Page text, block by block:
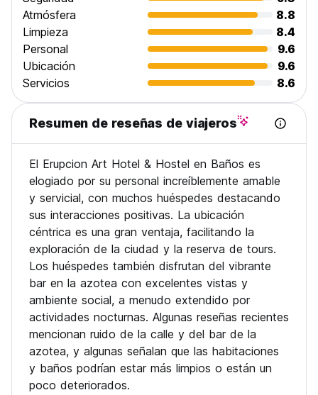
Atmósfera
8.8
Limpieza
8.4
Personal
9.6
Ubicación
9.6
Servicios
8.6
Resumen de reseñas de viajeros
El Erupcion Art Hotel & Hostel en Baños es
elogiado por su personal increíblemente amable
y servicial, con muchos huéspedes destacando
sus interacciones positivas. La ubicación
céntrica es una gran ventaja, facilitando la
exploración de la ciudad y la reserva de tours.
Los huéspedes también disfrutan del vibrante
bar en la azotea con excelentes vistas y
ambiente social, a menudo extendido por
actividades nocturnas. Algunas reseñas recientes
mencionan ruido de la calle y del bar de la
azotea, y algunas señalan que las habitaciones
y baños podrían estar más limpios o están un
poco deteriorados.